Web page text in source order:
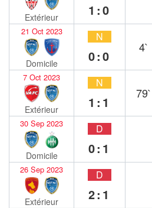
Extérieur 1:0
21 Oct 2023
Domicile
N
0:0
4`
7 Oct 2023
Extérieur
N
1:1
79`
30 Sep 2023
Domicile
D
0:1
26 Sep 2023
Extérieur
D
2:1